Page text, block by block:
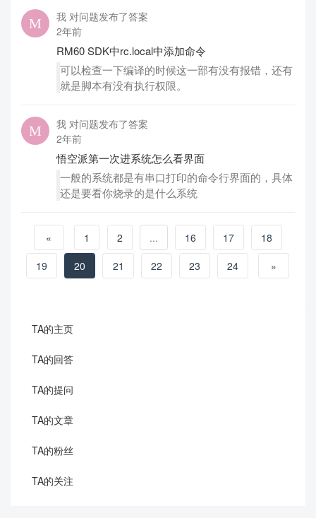
我 对问题发布了答案
2年前
RM60 SDK中rc.local中添加命令
可以检查一下编译的时候这一部有没有报错，还有
就是脚本有没有执行权限。
我 对问题发布了答案
2年前
悟空派第一次进系统怎么看界面
一般的系统都是有串口打印的命令行界面的，具体
还是要看你烧录的是什么系统
« 1 2 ... 16 17
18
19
20 21 22 23 24 »
TA的主页
TA的回答
TA的提问
TA的文章
TA的粉丝
TA的关注